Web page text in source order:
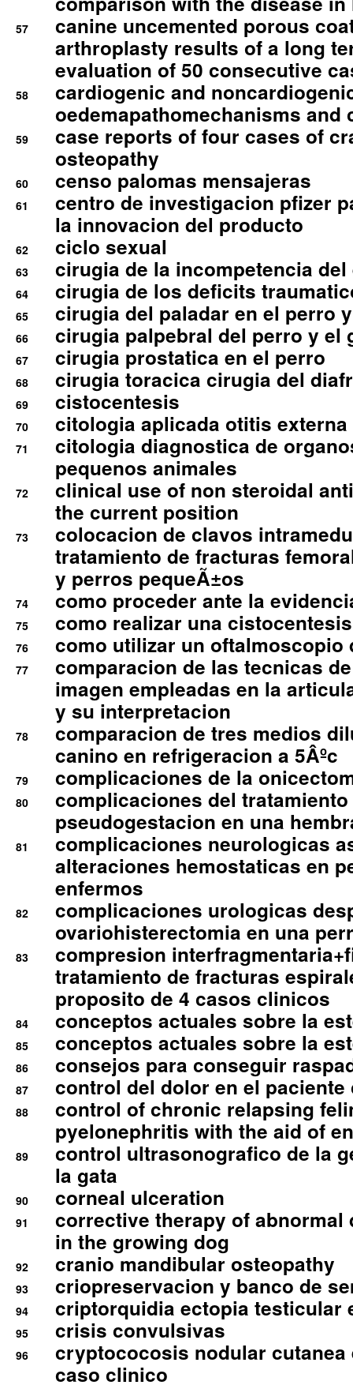
57
canine uncemented porous
arthroplasty results of a long
evaluation of 50 consecutive
58
cardiogenic and
oedemapathomechanisms and
59
case reports of four cases of
osteopathy
60 censo palomas mensajeras
61
centro de investigacion pfizer
la innovacion del producto
62 ciclo sexual
63 cirugia de la incompetencia
64 cirugia de los deficits
65 cirugia del paladar en el perro
66 cirugia palpebral del perro y el
67 cirugia prostatica en el perro
68 cirugia toracica cirugia del
69 cistocentesis
70 citologia aplicada otitis externa
71
citologia diagnostica de
pequenos animales
72
clinical use of non steroidal
the current position
73
colocacion de clavos
tratamiento de fracturas
y perros pequeÃ±os
74 como proceder ante la
75 como realizar una
76 como utilizar un oftalmoscopio
77
comparacion de las tecnicas
imagen empleadas en la
y su interpretacion
78
comparacion de tres medios
canino en refrigeracion a 5Âºc
79 complicaciones de la
80
complicaciones del
pseudogestacion en una
81
complicaciones neurologicas
alteraciones hemostaticas en
enfermos
82
complicaciones urologicas
ovariohisterectomia en una
83
compresion
tratamiento de fracturas
proposito de 4 casos clinicos
84 conceptos actuales sobre la
85 conceptos actuales sobre la
86 consejos para conseguir
87 control del dolor en el
88
control of chronic relapsing
pyelonephritis with the aid of
89
control ultrasonografico de la
la gata
90 corneal ulceration
91
corrective therapy of abnormal
in the growing dog
92 cranio mandibular osteopathy
93 criopreservacion y banco de
94 criptorquidia ectopia testicular
95 crisis convulsivas
96
cryptococosis nodular cutanea
caso clinico